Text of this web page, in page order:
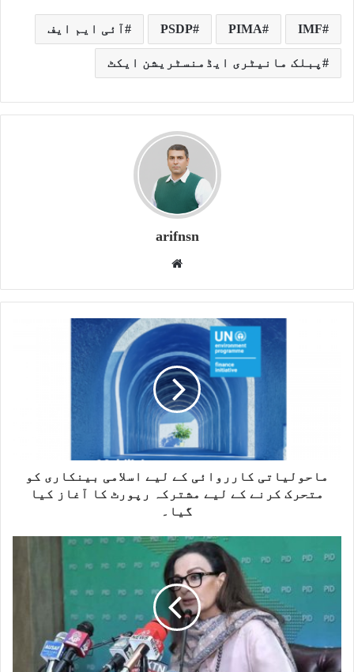
IMF
PIMA
PSDP آئی ایم ایف
پبلک مانیٹری ایڈمنسٹریشن ایکٹ
arifnsn
b
s
t
e
ماحولیاتی کارروائی کے لیے اسلامی بینکاری کو
متحرک کرنے کے لیے مشترکہ رپورٹ کا آغاز کیا
گیا۔